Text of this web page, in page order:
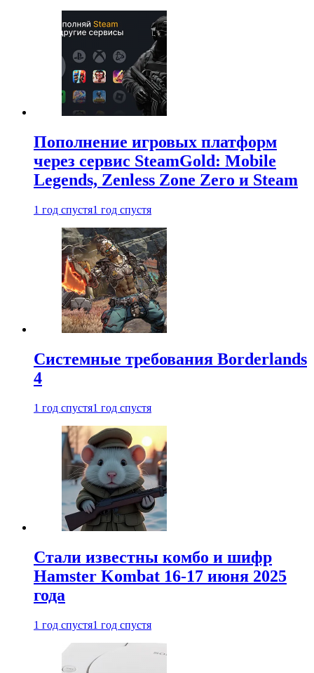
Пополнение игровых платформ
через сервис SteamGold: Mobile
Legends, Zenless Zone Zero и Steam
1 год спустя1 год спустя
Системные требования Borderlands
4
1 год спустя1 год спустя
Стали известны комбо и шифр
Hamster Kombat 16-17 июня 2025
года
1 год спустя1 год спустя